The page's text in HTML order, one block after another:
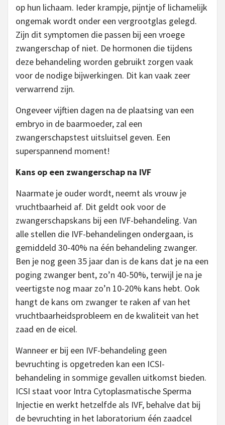
op hun lichaam. Ieder krampje, pijntje of lichamelijk
ongemak wordt onder een vergrootglas gelegd.
Zijn dit symptomen die passen bij een vroege
zwangerschap of niet. De hormonen die tijdens
deze behandeling worden gebruikt zorgen vaak
voor de nodige bijwerkingen. Dit kan vaak zeer
verwarrend zijn.
Ongeveer vijftien dagen na de plaatsing van een
embryo in de baarmoeder, zal een
zwangerschapstest uitsluitsel geven. Een
superspannend moment!
Kans op een zwangerschap na IVF
Naarmate je ouder wordt, neemt als vrouw je
vruchtbaarheid af. Dit geldt ook voor de
zwangerschapskans bij een IVF-behandeling. Van
alle stellen die IVF-behandelingen ondergaan, is
gemiddeld 30-40% na één behandeling zwanger.
Ben je nog geen 35 jaar dan is de kans dat je na een
poging zwanger bent, zo’n 40-50%, terwijl je na je
veertigste nog maar zo’n 10-20% kans hebt. Ook
hangt de kans om zwanger te raken af van het
vruchtbaarheidsprobleem en de kwaliteit van het
zaad en de eicel.
Wanneer er bij een IVF-behandeling geen
bevruchting is opgetreden kan een ICSI-
behandeling in sommige gevallen uitkomst bieden.
ICSI staat voor Intra Cytoplasmatische Sperma
Injectie en werkt hetzelfde als IVF, behalve dat bij
de bevruchting in het laboratorium één zaadcel